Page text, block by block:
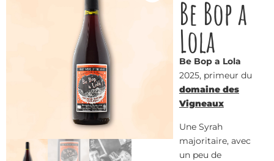
IDÉES CADEAUX
NOS VIGNERON.NE.S Be Bop a
Lola
Be Bop a Lola
2025, primeur du
domaine des
Vigneaux
Une Syrah
majoritaire, avec
un peu de